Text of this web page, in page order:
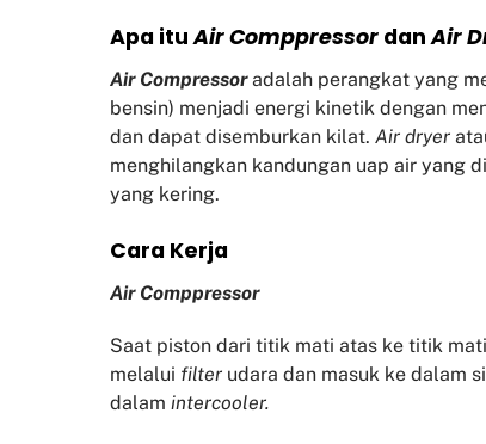
Apa ituAir Comppressor danAir
Air Compressoradalah perangkat yang
bensin) menjadi energi kinetik dengan
dan dapat disemburkan kilat. Air dryer
menghilangkan kandungan uap air yang
yang kering.
Cara Kerja
Air Comppressor
Saat piston dari titik mati atas ke titik
melalui filter udara dan masuk ke dalam
dalam intercooler.